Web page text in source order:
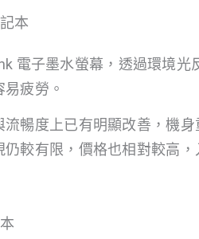
本
電子墨水螢幕，透過環境
疲勞。
暢度上已有明顯改善，機
較有限，價格也相對較高